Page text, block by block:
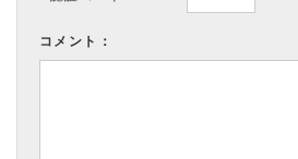
コメント：